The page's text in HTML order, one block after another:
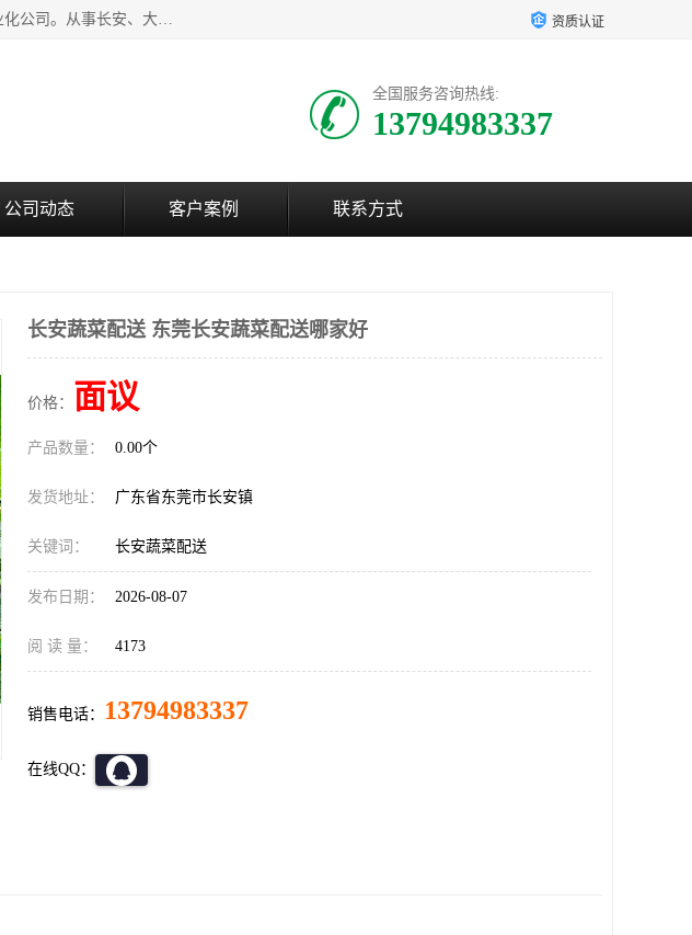
广东食安膳食管理服务有限公司是一家集干货粮油、肉禽蔬菜等食品加工、配送及食堂承包于一体的专业化公司。从事长安、大朗、大岭山、厚街、虎门等地区的蔬菜配送服务。 专业的服务队伍，以及完善的服务机制，经过多年的努力拼搏，赢得了广大客户的信赖和支持。 资质认证
全国服务咨询热线:
13794983337
公司动态 客户案例 联系方式
长安蔬菜配送 东莞长安蔬菜配送哪家好
价格： 面议
产品数量： 0.00个
发货地址： 广东省东莞市长安镇
关键词： 长安蔬菜配送
发布日期： 2026-08-07
阅 读 量： 4173
销售电话： 13794983337
在线QQ：